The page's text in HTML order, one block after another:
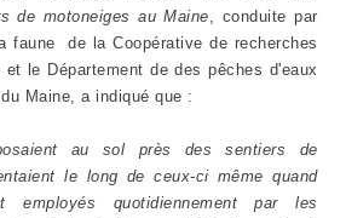
de motoneiges au Maine , conduite par
faune de la Coopérative de recherches
le Département de des pêches d'eaux
Maine, a indiqué que :
au sol près des sentiers de
le long de ceux-ci même quand
employés quotidiennement par les